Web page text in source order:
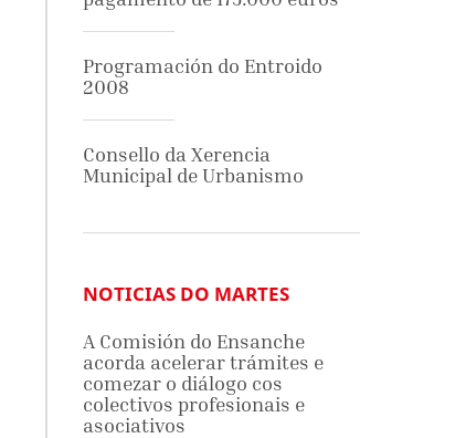
Programación do Entroido
2008
Consello da Xerencia
Municipal de Urbanismo
NOTICIAS DO MARTES
A Comisión do Ensanche
acorda acelerar trámites e
comezar o diálogo cos
colectivos profesionais e
asociativos